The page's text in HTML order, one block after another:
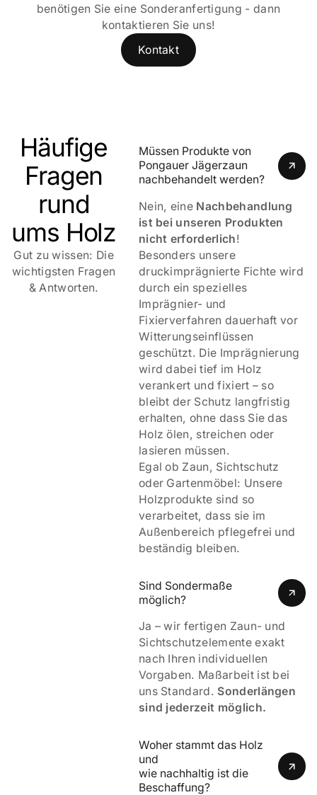
benötigen Sie eine Sonderanfertigung - dann
kontaktieren Sie uns!
Kontakt
Häufige
Fragen
rund
ums Holz
Gut zu wissen: Die
wichtigsten Fragen
& Antworten.
Müssen Produkte von
Pongauer Jägerzaun
nachbehandelt werden?
Nein, eine Nachbehandlung
ist bei unseren Produkten
nicht erforderlich!
Besonders unsere
druckimprägnierte Fichte wird
durch ein spezielles
Imprägnier- und
Fixierverfahren dauerhaft vor
Witterungseinflüssen
geschützt. Die Imprägnierung
wird dabei tief im Holz
verankert und fixiert – so
bleibt der Schutz langfristig
erhalten, ohne dass Sie das
Holz ölen, streichen oder
lasieren müssen.
Egal ob Zaun, Sichtschutz
oder Gartenmöbel: Unsere
Holzprodukte sind so
verarbeitet, dass sie im
Außenbereich pflegefrei und
beständig bleiben.
Sind Sondermaße
möglich?
Ja – wir fertigen Zaun- und
Sichtschutzelemente exakt
nach Ihren individuellen
Vorgaben. Maßarbeit ist bei
uns Standard. Sonderlängen
sind jederzeit möglich.
Woher stammt das Holz
und
wie nachhaltig ist die
Beschaffung?